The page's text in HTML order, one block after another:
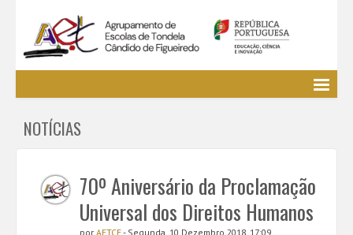
EE / Alunos
Cursos Profissionais
Bibliotecas
Media AETCF
NOTÍCIAS
70º Aniversário da Proclamação
Universal dos Direitos Humanos
por AETCF- Segunda, 10 Dezembro 2018, 17:09